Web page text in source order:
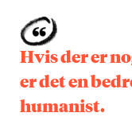
Hvis der er
er det en
humanist.